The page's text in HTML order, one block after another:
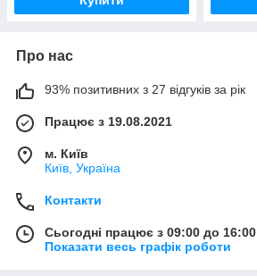
Про нас
93% позитивних з 27 відгуків за рік
Працює з 19.08.2021
м. Київ
Київ, Україна
Контакти
Сьогодні працює з 09:00 до 16:00
Показати весь графік роботи